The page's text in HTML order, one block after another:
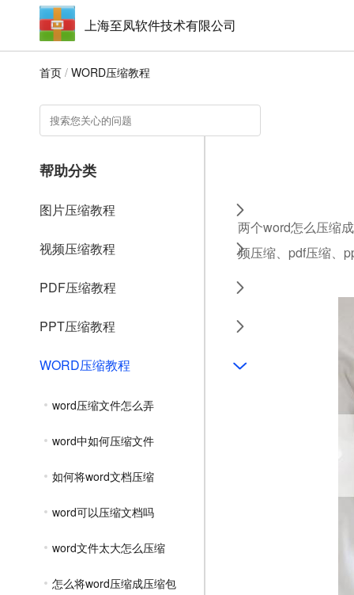
上海至凤软件技术有限公司
首页 / WORD压缩教程
帮助分类
图片压缩教程
视频压缩教程
PDF压缩教程
PPT压缩教程
WORD压缩教程
word压缩文件怎么弄
word中如何压缩文件
如何将word文档压缩
word可以压缩文档吗
word文件太大怎么压缩
怎么将word压缩成压缩包
两个word怎么压缩
频压缩、pdf压缩、